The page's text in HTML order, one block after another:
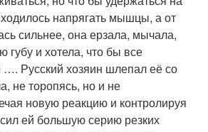
напрягать мышцы, а от
сильнее, она ерзала, мычала,
губу и хотела, что бы все
…. Русский хозяин шлепал её со
не торопясь, но и не
новую реакцию и контролируя
ей большую серию резких